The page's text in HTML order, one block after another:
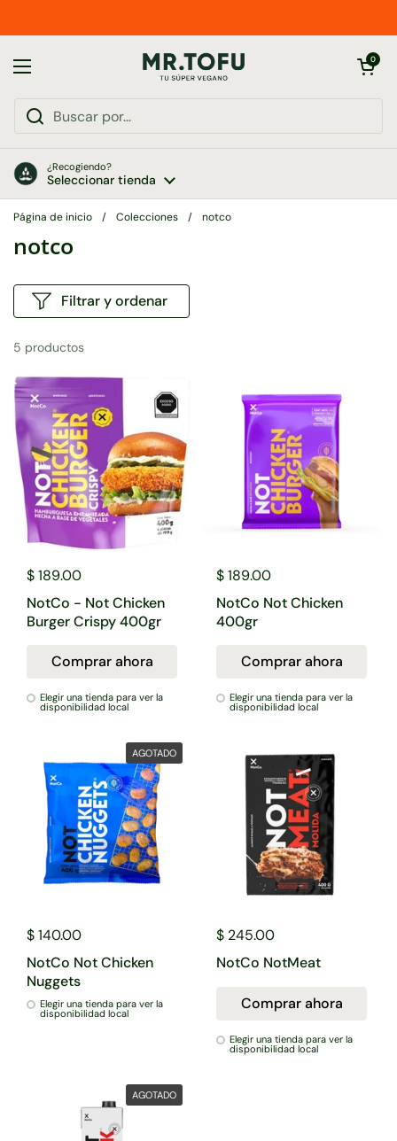
Abrir menú
Abrir carrito
0
¿Recogiendo?
Seleccionar tienda
Página de inicio / Colecciones / notco
notco
5 productos
Filtrar y ordenar
$ 189.00
NotCo - Not Chicken
Burger Crispy 400gr
Comprar ahora
Elegir una tienda para ver la
disponibilidad local
$ 189.00
NotCo Not Chicken
400gr
Comprar ahora
Elegir una tienda para ver la
disponibilidad local
$ 140.00
NotCo Not Chicken
Nuggets
Elegir una tienda para ver la
disponibilidad local
AGOTADO
$ 245.00
NotCo NotMeat
Comprar ahora
Elegir una tienda para ver la
disponibilidad local
AGOTADO